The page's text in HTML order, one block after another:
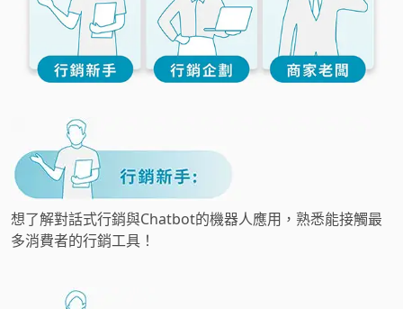
想了解對話式行銷與Chatbot的機器人應用，熟悉能接觸最
多消費者的行銷工具！